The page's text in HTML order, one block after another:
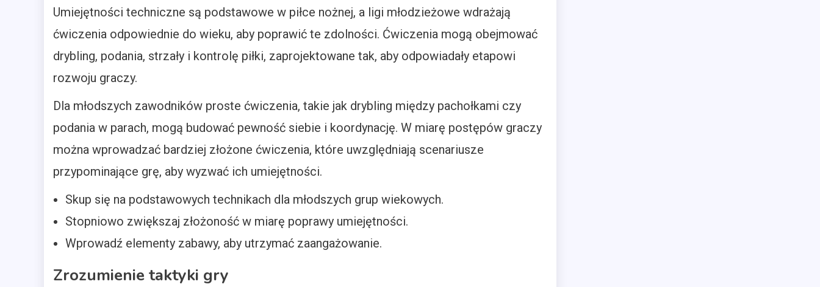
Umiejętności techniczne są podstawowe w piłce nożnej, a ligi młodzieżowe wdrażają
ćwiczenia odpowiednie do wieku, aby poprawić te zdolności. Ćwiczenia mogą obejmować
drybling, podania, strzały i kontrolę piłki, zaprojektowane tak, aby odpowiadały etapowi
rozwoju graczy.
Dla młodszych zawodników proste ćwiczenia, takie jak drybling między pachołkami czy
podania w parach, mogą budować pewność siebie i koordynację. W miarę postępów graczy
można wprowadzać bardziej złożone ćwiczenia, które uwzględniają scenariusze
przypominające grę, aby wyzwać ich umiejętności.
Skup się na podstawowych technikach dla młodszych grup wiekowych.
Stopniowo zwiększaj złożoność w miarę poprawy umiejętności.
Wprowadź elementy zabawy, aby utrzymać zaangażowanie.
Zrozumienie taktyki gry